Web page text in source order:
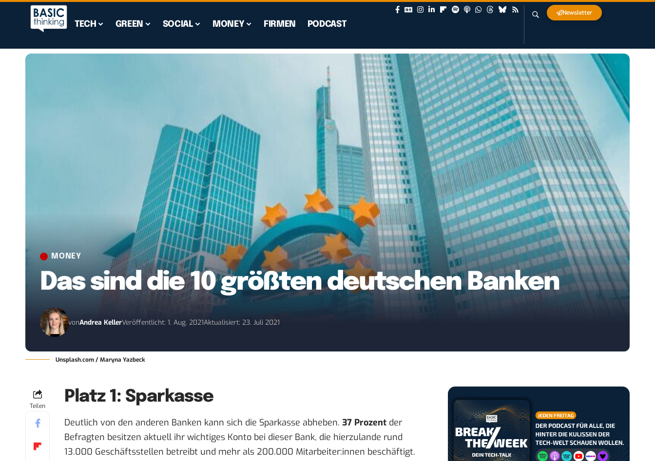
TECH GREEN SOCIAL MONEY FIRMEN PODCAST
Newsletter
MONEY
Das sind die 10 größten deutschen Banken
vonAndrea KellerVeröffentlicht: 1. Aug. 2021Aktualisiert: 23. Juli 2021
Unsplash.com / Maryna Yazbeck
Teilen
Platz 1: Sparkasse
Deutlich von den anderen Banken kann sich die Sparkasse abheben. 37 Prozent der
Befragten besitzen aktuell ihr wichtiges Konto bei dieser Bank, die hierzulande rund
13.000 Geschäftsstellen betreibt und mehr als 200.000 Mitarbeiter:innen beschäftigt.